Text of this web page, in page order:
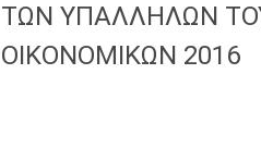
ΤΩΝ ΥΠΑΛΛΗΛΩΝ
ΟΙΚΟΝΟΜΙΚΩΝ 2016